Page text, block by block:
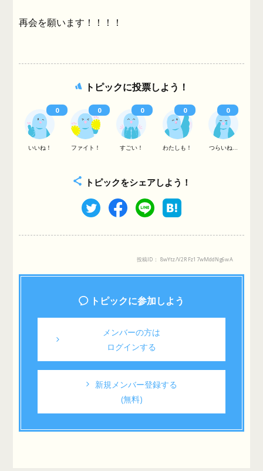
再会を願います！！！！
トピックに投票しよう！
いいね！ ファイト！ すごい！ わたしも！ つらいね...
0 0 0 0 0
トピックをシェアしよう！
投稿ID： 8wYtz/V2RFz17wMddNg6wA
トピックに参加しよう
メンバーの方は
ログインする
新規メンバー登録する
(無料)